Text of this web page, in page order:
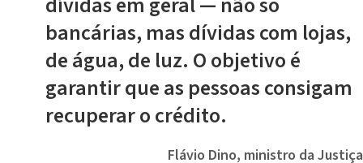
bancárias, mas dívidas com lojas,
de água, de luz. O objetivo é
garantir que as pessoas consigam
recuperar o crédito.
Flávio Dino, ministro da Justiça